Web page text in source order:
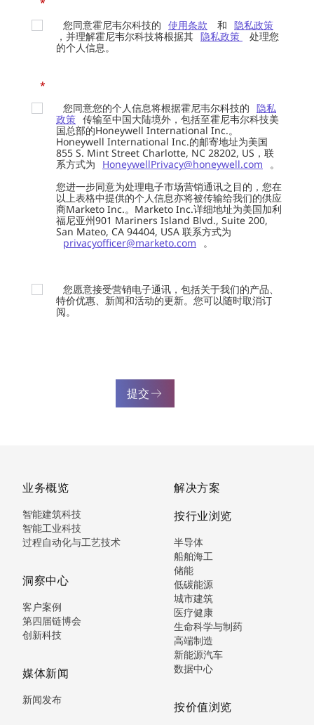
您同意霍尼韦尔科技的 使用条款 和 隐私政策
，并理解霍尼韦尔科技将根据其 隐私政策
处理您
的个人信息。
*
您同意您的个人信息将根据霍尼韦尔科技的 隐私
政策 传输至中国大陆境外，包括至霍尼韦尔科技美
国总部的Honeywell International Inc.。
Honeywell International Inc.的邮寄地址为美国
855 S. Mint Street Charlotte, NC 28202, US，联
系方式为
HoneywellPrivacy@honeywell.com
。
您进一步同意为处理电子市场营销通讯之目的，您在
以上表格中提供的个人信息亦将被传输给我们的供应
商Marketo Inc.。Marketo Inc.详细地址为美国加利
福尼亚州901 Mariners Island Blvd., Suite 200,
San Mateo, CA 94404, USA 联系方式为
privacyofficer@marketo.com
。
您愿意接受营销电子通讯，包括关于我们的产品、
特价优惠、新闻和活动的更新。您可以随时取消订
阅。
提交
业务概览
智能建筑科技
智能工业科技
过程自动化与工艺技术
洞察中心
客户案例
第四届链博会
创新科技
媒体新闻
新闻发布
解决方案
按行业浏览
半导体
船舶海工
储能
低碳能源
城市建筑
医疗健康
生命科学与制药
高端制造
新能源汽车
数据中心
按价值浏览